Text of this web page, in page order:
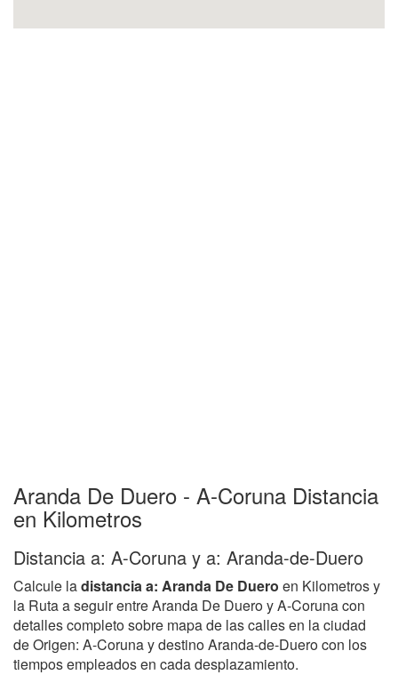
Aranda De Duero - A-Coruna Distancia
en Kilometros
Distancia a: A-Coruna y a: Aranda-de-Duero
Calcule ladistancia a: Aranda De Duero en Kilometros y
la Ruta a seguir entre Aranda De Duero y A-Coruna con
detalles completo sobre mapa de las calles en la ciudad
de Origen: A-Coruna y destino Aranda-de-Duero con los
tiempos empleados en cada desplazamiento.